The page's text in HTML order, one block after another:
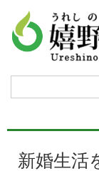
新婚生活